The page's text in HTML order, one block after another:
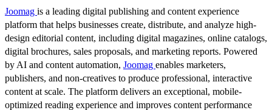
Joomag is a leading digital publishing and content experience
platform that helps businesses create, distribute, and analyze high-
design editorial content, including digital magazines, online catalogs,
digital brochures, sales proposals, and marketing reports. Powered
by AI and content automation, Joomag enables marketers,
publishers, and non-creatives to produce professional, interactive
content at scale. The platform delivers an exceptional, mobile-
optimized reading experience and improves content performance